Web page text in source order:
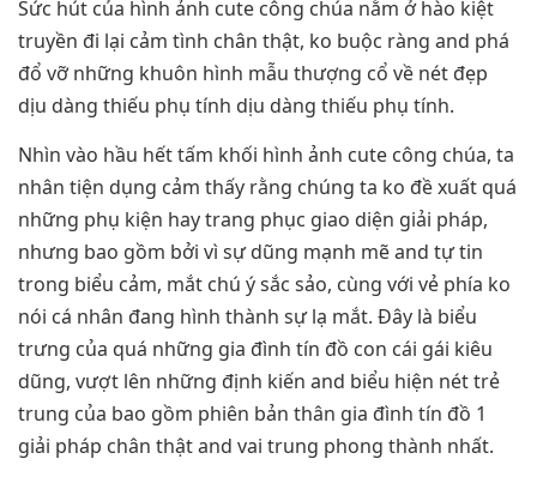
Sức hút của hình ảnh cute công chúa nằm ở hào kiệt
truyền đi lại cảm tình chân thật, ko buộc ràng and phá
đổ vỡ những khuôn hình mẫu thượng cổ về nét đẹp
dịu dàng thiếu phụ tính dịu dàng thiếu phụ tính.
Nhìn vào hầu hết tấm khối hình ảnh cute công chúa, ta
nhân tiện dụng cảm thấy rằng chúng ta ko đề xuất quá
những phụ kiện hay trang phục giao diện giải pháp,
nhưng bao gồm bởi vì sự dũng mạnh mẽ and tự tin
trong biểu cảm, mắt chú ý sắc sảo, cùng với vẻ phía ko
nói cá nhân đang hình thành sự lạ mắt. Đây là biểu
trưng của quá những gia đình tín đồ con cái gái kiêu
dũng, vượt lên những định kiến and biểu hiện nét trẻ
trung của bao gồm phiên bản thân gia đình tín đồ 1
giải pháp chân thật and vai trung phong thành nhất.